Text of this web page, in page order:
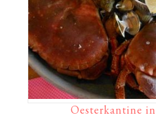
Oesterkantine